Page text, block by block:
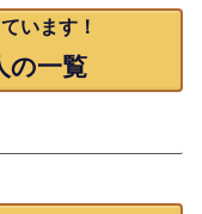
います！
の一覧